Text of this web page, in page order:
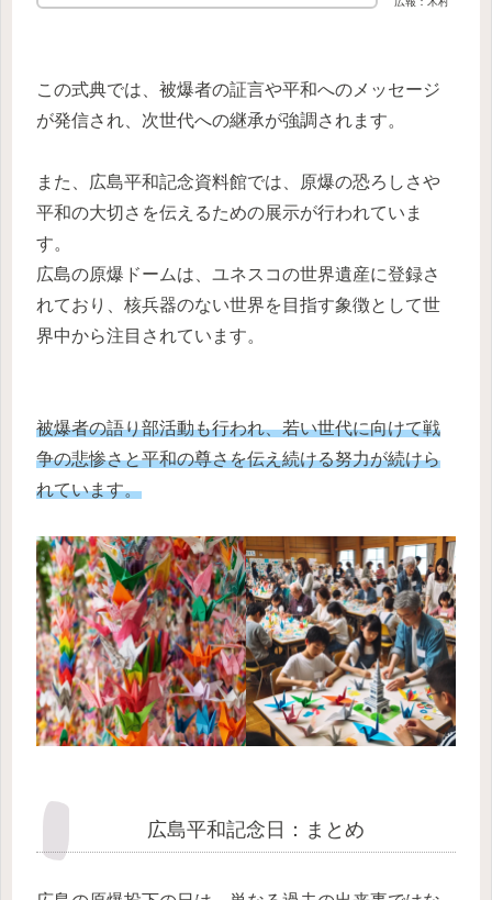
この式典では、被爆者の証言や平和へのメッセージ
が発信され、次世代への継承が強調されます。
また、広島平和記念資料館では、原爆の恐ろしさや
平和の大切さを伝えるための展示が行われていま
す。
広島の原爆ドームは、ユネスコの世界遺産に登録さ
れており、核兵器のない世界を目指す象徴として世
界中から注目されています。
被爆者の語り部活動も行われ、若い世代に向けて戦
争の悲惨さと平和の尊さを伝え続ける努力が続けら
れています。
広島平和記念日：まとめ